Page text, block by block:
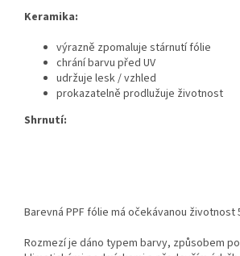
Keramika:
výrazně zpomaluje stárnutí fólie
chrání barvu před UV
udržuje lesk / vzhled
prokazatelně prodlužuje životnost
Shrnutí:
Barevná PPF fólie má očekávanou životnost
Rozmezí je dáno typem barvy, způsobem